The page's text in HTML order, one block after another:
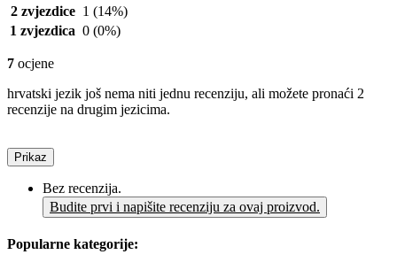
2 zvjezdice 1 (14%)
1 zvjezdica 0 (0%)
7 ocjene
hrvatski jezik još nema niti jednu recenziju, ali možete pronaći 2
recenzije na drugim jezicima.
Prikaz
Bez recenzija.
Budite prvi i napišite recenziju za ovaj proizvod.
Popularne kategorije: